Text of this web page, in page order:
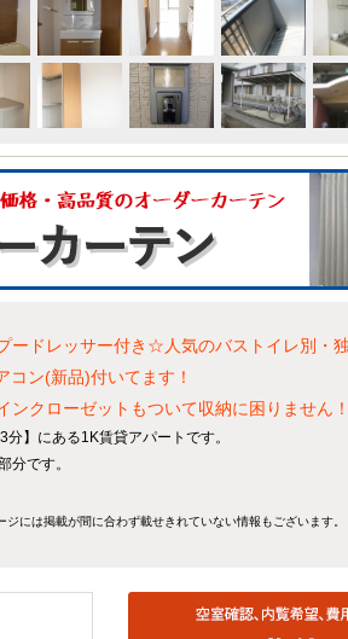
ードレッサー付き☆人気のバストイレ別・
ン(新品)付いてます！
クローゼットもついて収納に困りません！
】にある1K賃貸アパートです。
分です。
には掲載が間に合わず載せきれていない情報もございます。